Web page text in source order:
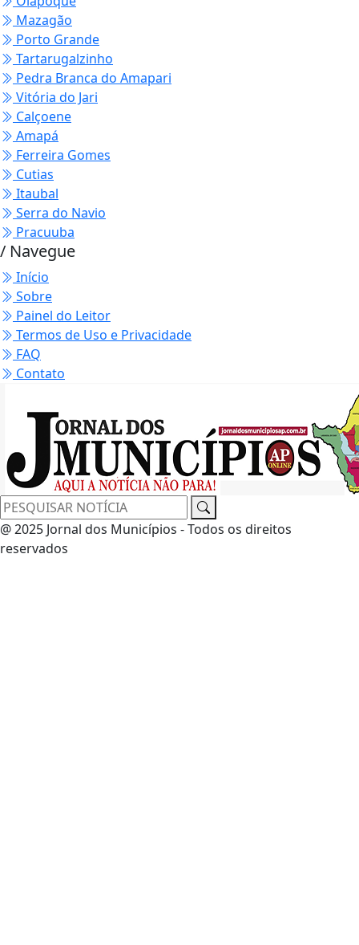
Mazagão
Porto Grande
Tartarugalzinho
Pedra Branca do Amapari
Vitória do Jari
Calçoene
Amapá
Ferreira Gomes
Cutias
Itaubal
Serra do Navio
Pracuuba
/ Navegue
Início
Sobre
Painel do Leitor
Termos de Uso e Privacidade
FAQ
Contato
@ 2025 Jornal dos Municípios - Todos os direitos
reservados